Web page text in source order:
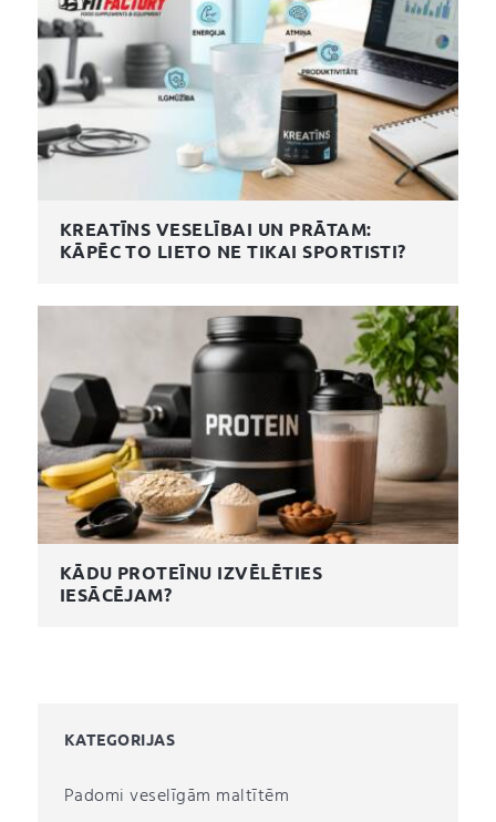
KREATĪNS VESELĪBAI UN PRĀTAM:
KĀPĒC TO LIETO NE TIKAI SPORTISTI?
KĀDU PROTEĪNU IZVĒLĒTIES
IESĀCĒJAM?
KATEGORIJAS
Padomi veselīgām maltītēm